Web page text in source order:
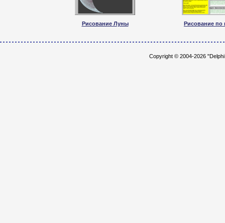
Рисование Луны Рисование по
Copyright © 2004-2026